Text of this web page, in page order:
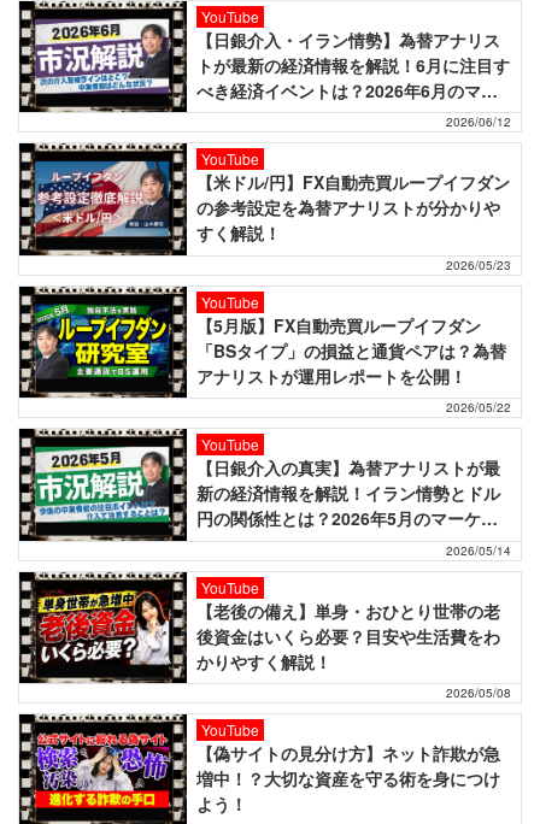
YouTube
【日銀介入・イラン情勢】為替アナリス
トが最新の経済情報を解説！6月に注目す
べき経済イベントは？2026年6月のマー
ケットニュース！
2026/06/12
YouTube
【米ドル/円】FX自動売買ループイフダン
の参考設定を為替アナリストが分かりや
すく解説！
2026/05/23
YouTube
【5月版】FX自動売買ループイフダン
「BSタイプ」の損益と通貨ペアは？為替
アナリストが運用レポートを公開！
2026/05/22
YouTube
【日銀介入の真実】為替アナリストが最
新の経済情報を解説！イラン情勢とドル
円の関係性とは？2026年5月のマーケッ
トニュース！
2026/05/14
YouTube
【老後の備え】単身・おひとり世帯の老
後資金はいくら必要？目安や生活費をわ
かりやすく解説！
2026/05/08
YouTube
【偽サイトの見分け方】ネット詐欺が急
増中！？大切な資産を守る術を身につけ
よう！